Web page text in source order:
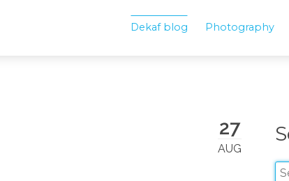
Dekaf blog Photography
27
AUG